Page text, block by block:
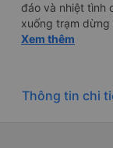
đáo và nhiệt tình
xuống trạm
mình về tận nhà .
Xem thêm
Thông tin chi